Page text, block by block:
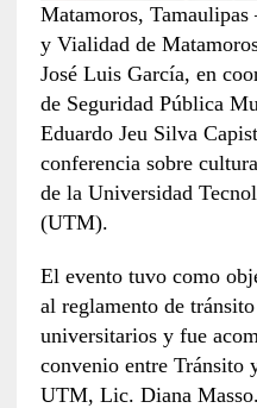
Matamoros,
y Vialidad de
José Luis García, en
de Seguridad Pública
Eduardo Jeu Silva
conferencia sobre
de la Universidad
(UTM).
El evento tuvo como
al reglamento de
universitarios y fue
convenio entre Tránsito
UTM, Lic. Diana